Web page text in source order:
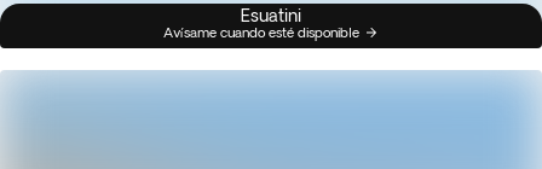
Esuatini
Avísame cuando esté disponible